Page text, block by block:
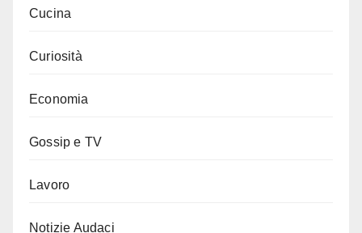
Cucina
Curiosità
Economia
Gossip e TV
Lavoro
Notizie Audaci